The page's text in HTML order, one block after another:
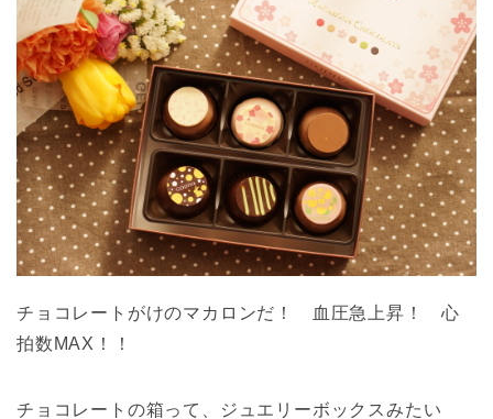
チョコレートがけのマカロンだ！ 血圧急上昇！ 心
拍数MAX！！
チョコレートの箱って、ジュエリーボックスみたい